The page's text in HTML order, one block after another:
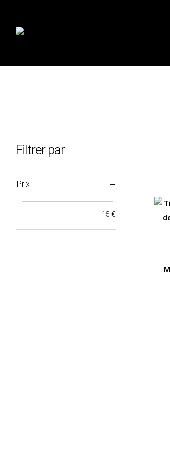
Filtrer par
Prix
15 €